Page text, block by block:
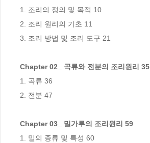
1. 조리의 정의 및 목적 10
2. 조리 원리의 기초 11
3. 조리 방법 및 조리 도구 21
Chapter 02_ 곡류와 전분의 조리원리 35
1. 곡류 36
2. 전분 47
Chapter 03_ 밀가루의 조리원리 59
1. 밀의 종류 및 특성 60